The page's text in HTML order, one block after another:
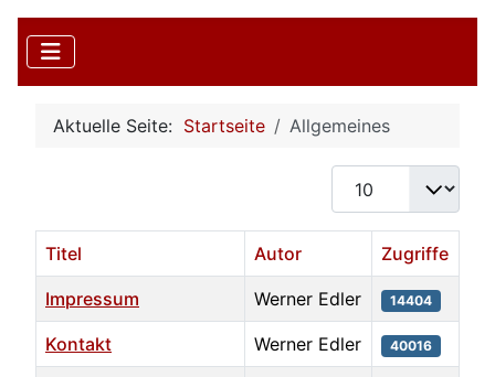
Aktuelle Seite: Startseite Allgemeines
Anzeige #
Titel Autor Zugriffe
Impressum Werner Edler 14404
Kontakt Werner Edler 40016